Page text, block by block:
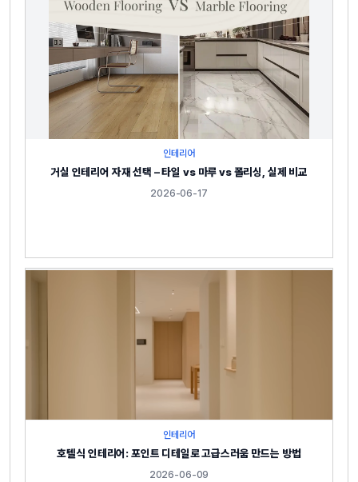
인테리어
거실 인테리어 자재 선택 – 타일 vs 마루 vs 폴리싱, 실제 비교
2026-06-17
인테리어
호텔식 인테리어: 포인트 디테일로 고급스러움 만드는 방법
2026-06-09